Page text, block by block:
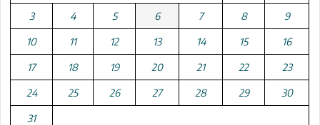
3 4 5 6 7 8 9
10 11 12 13 14 15 16
17 18 19 20 21 22 23
24 25 26 27 28 29 30
31